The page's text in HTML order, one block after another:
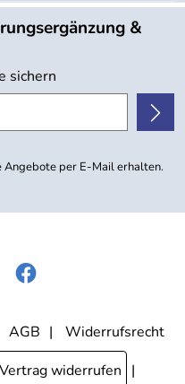
&
sichern
Angebote per E-Mail erhalten.
Unternehmen
wird in anonymer Form
anklicke oder die
deaktiviere. Die
genommen.
AGB
Widerrufsrecht
Vertrag widerrufen